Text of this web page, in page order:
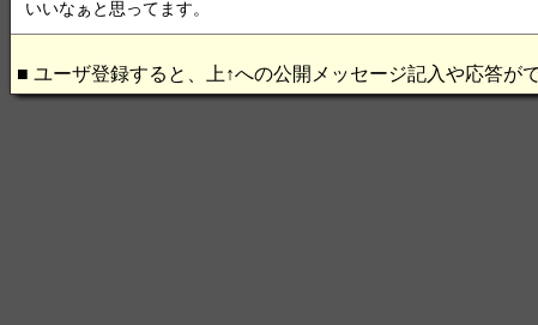
いいなぁと思ってます。
■ ユーザ登録すると、上↑への公開メッセージ記入や応答がで